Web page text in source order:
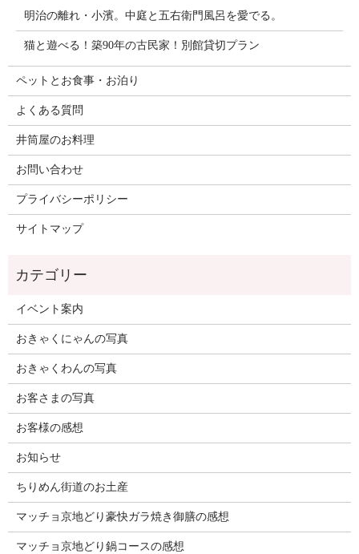
明治の離れ・小濱。中庭と五右衛門風呂を愛でる。
猫と遊べる！築90年の古民家！別館貸切プラン
ペットとお食事・お泊り
よくある質問
井筒屋のお料理
お問い合わせ
プライバシーポリシー
サイトマップ
イベント案内
おきゃくにゃんの写真
おきゃくわんの写真
お客さまの写真
お客様の感想
お知らせ
ちりめん街道のお土産
マッチョ京地どり豪快ガラ焼き御膳の感想
マッチョ京地どり鍋コースの感想